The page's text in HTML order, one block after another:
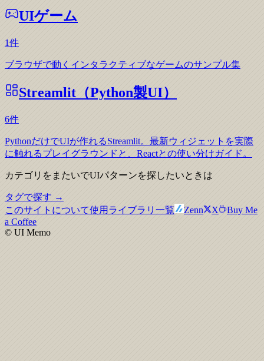
UIゲーム
1件
ブラウザで動くインタラクティブなゲームのサンプル集
Streamlit（Python製UI）
6件
PythonだけでUIが作れるStreamlit。最新ウィジェットを実際
に触れるプレイグラウンドと、Reactとの使い分けガイド。
カテゴリをまたいでUIパターンを探したいときは
タグで探す →
このサイトについて使用ライブラリ一覧 Zenn X
Buy Me
a Coffee
© UI Memo